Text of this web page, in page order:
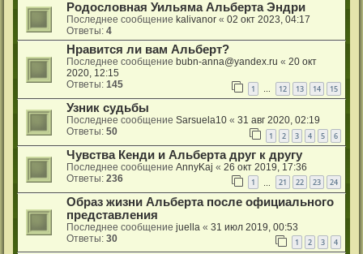
Родословная Уильяма Альберта Эндри
Последнее сообщение kalivanor « 02 окт 2023, 04:17
Ответы: 4
Нравится ли вам Альберт?
Последнее сообщение bubn-anna@yandex.ru « 20 окт
2020, 12:15
Ответы: 145 1 … 12 13 14 15
Узник судьбы
Последнее сообщение Sarsuela10 « 31 авг 2020, 02:19
Ответы: 50 1 2 3 4 5 6
Чувства Кенди и Альберта друг к другу
Последнее сообщение AnnyKaj « 26 окт 2019, 17:36
Ответы: 236 1 21 22 23 24
Образ жизни Альберта после официального
представления
Последнее сообщение juella « 31 июл 2019, 00:53
Ответы: 30 1 2 3 4